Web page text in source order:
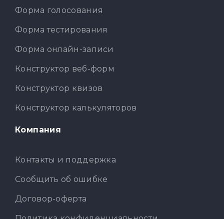
Форма голосования
Форма тестирования
Форма онлайн-записи
Конструктор веб-форм
Конструктор квизов
Конструктор калькуляторов
Компания
Контакты и поддержка
Сообщить об ошибке
Договор-оферта